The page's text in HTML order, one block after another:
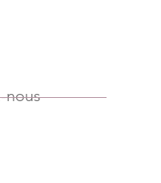
nous